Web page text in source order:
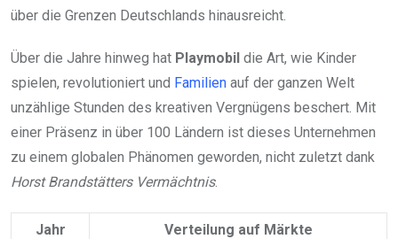
über die Grenzen Deutschlands hinausreicht.
Über die Jahre hinweg hat Playmobil die Art, wie Kinder
spielen, revolutioniert und Familien auf der ganzen Welt
unzählige Stunden des kreativen Vergnügens beschert. Mit
einer Präsenz in über 100 Ländern ist dieses Unternehmen
zu einem globalen Phänomen geworden, nicht zuletzt dank
Horst Brandstätters Vermächtnis.
Jahr Verteilung auf Märkte